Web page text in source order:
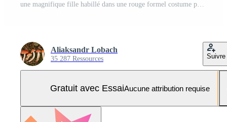
une magnifique fille habillé dans une rouge formel costume posant dans une moderne intérieur Photo Pro
Aliaksandr Lobach
35 287 Ressources Suivre
Gratuit avec EssaiAucune attribution requise